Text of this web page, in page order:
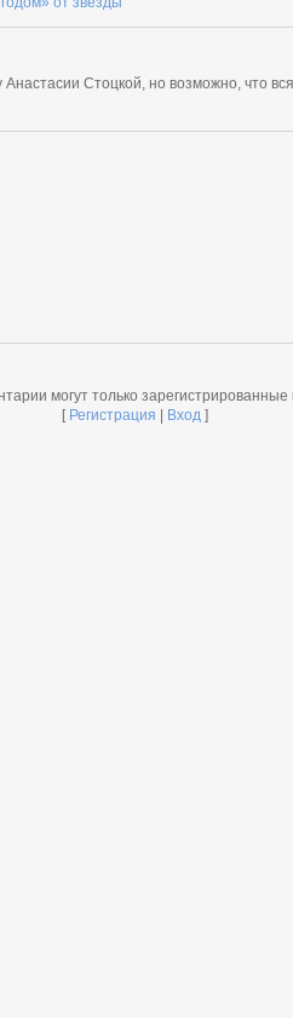
Стоцкой, но возможно, что
могут только зарегистрированные
[ Регистрация | Вход ]